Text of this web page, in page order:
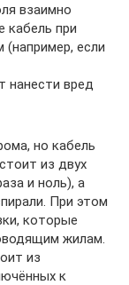
взаимно
при
если
нанести вред
но кабель
из двух
и ноль), а
При этом
которые
жилам.
из
к